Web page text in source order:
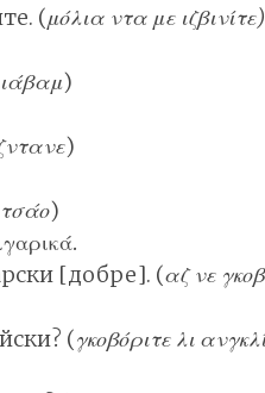
(μόλια ντα με ιζβινίτε)
)
)
τσάο)
[добре]. (αζ νε
(γκοβόριτε λι